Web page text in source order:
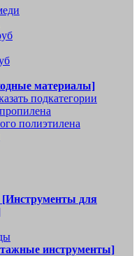
материалы]
подкатегории
полиэтилена
[Инструменты для
инструменты]